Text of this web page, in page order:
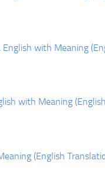
with Meaning
with Meaning
(English